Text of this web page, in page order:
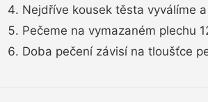
Nejdříve kousek těsta vyválíme
Pečeme na vymazaném plechu
Doba pečení závisí na tloušťce